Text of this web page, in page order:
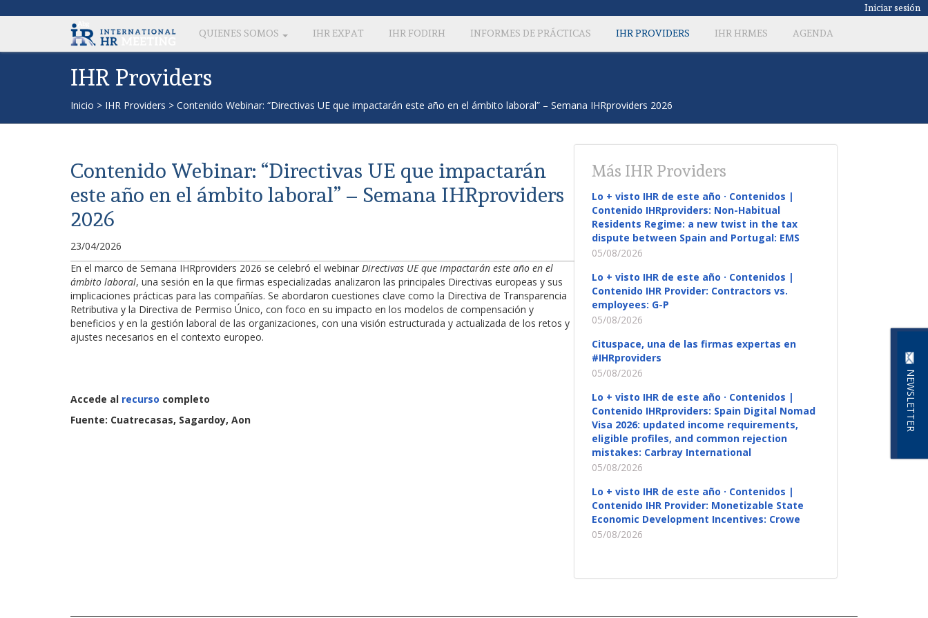
Iniciar sesión
QUIENES SOMOS IHR EXPAT IHR FODIRH INFORMES DE PRÁCTICAS IHR PROVIDERS IHR HRMES AGENDA
NEWSLETTER
IHR Providers
Inicio > IHR Providers > Contenido Webinar: “Directivas UE que impactarán este año en el ámbito laboral” – Semana IHRproviders 2026
Contenido Webinar: “Directivas UE que impactarán
este año en el ámbito laboral” – Semana IHRproviders
2026
23/04/2026
En el marco de Semana IHRproviders 2026 se celebró el webinar Directivas UE que impactarán este año en el
ámbito laboral, una sesión en la que firmas especializadas analizaron las principales Directivas europeas y sus
implicaciones prácticas para las compañías. Se abordaron cuestiones clave como la Directiva de Transparencia
Retributiva y la Directiva de Permiso Único, con foco en su impacto en los modelos de compensación y
beneficios y en la gestión laboral de las organizaciones, con una visión estructurada y actualizada de los retos y
ajustes necesarios en el contexto europeo.
Accede al recurso completo
Fuente: Cuatrecasas, Sagardoy, Aon
Más IHR Providers
Lo + visto IHR de este año · Contenidos |
Contenido IHRproviders: Non-Habitual
Residents Regime: a new twist in the tax
dispute between Spain and Portugal: EMS
05/08/2026
Lo + visto IHR de este año · Contenidos |
Contenido IHR Provider: Contractors vs.
employees: G-P
05/08/2026
Cituspace, una de las firmas expertas en
#IHRproviders
05/08/2026
Lo + visto IHR de este año · Contenidos |
Contenido IHRproviders: Spain Digital Nomad
Visa 2026: updated income requirements,
eligible profiles, and common rejection
mistakes: Carbray International
05/08/2026
Lo + visto IHR de este año · Contenidos |
Contenido IHR Provider: Monetizable State
Economic Development Incentives: Crowe
05/08/2026